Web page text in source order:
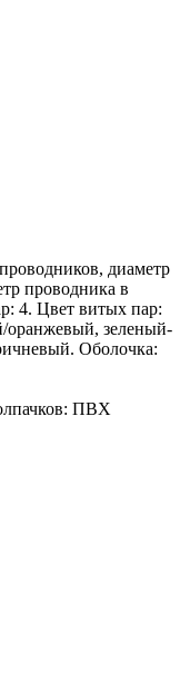
диаметр
проводника в
4. Цвет витых пар:
зеленый-
Оболочка:
ПВХ